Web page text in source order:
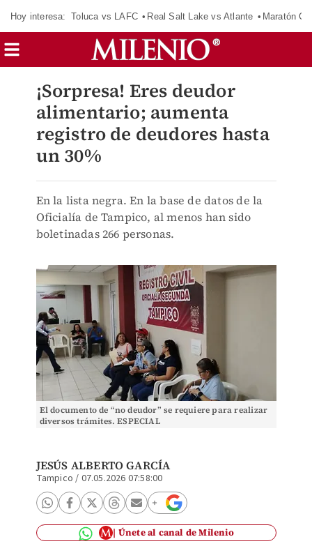
Hoy interesa: Toluca vs LAFC Real Salt Lake vs Atlante Maratón
¡Sorpresa! Eres deudor
alimentario; aumenta
registro de deudores hasta
un 30%
En la lista negra. En la base de datos de la
Oficialía de Tampico, al menos han sido
boletinadas 266 personas.
El documento de “no deudor” se requiere para realizar
diversos trámites. ESPECIAL
JESÚS ALBERTO GARCÍA
Tampico / 07.05.2026 07:58:00
Únete al canal de Milenio